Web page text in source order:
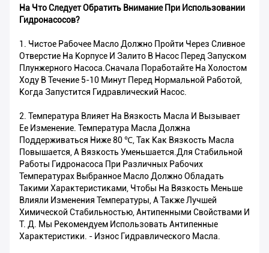
На Что Следует Обратить Внимание При Использовании
Гидронасосов?
1. Чистое Рабочее Масло Должно Пройти Через Сливное
Отверстие На Корпусе И Залито В Насос Перед Запуском
Плунжерного Насоса.Сначала Поработайте На Холостом
Ходу В Течение 5-10 Минут Перед Нормальной Работой,
Когда Запустится Гидравлический Насос.
2. Температура Влияет На Вязкость Масла И Вызывает
Ее Изменение. Температура Масла Должна
Поддерживаться Ниже 80 ℃, Так Как Вязкость Масла
Повышается, А Вязкость Уменьшается.Для Стабильной
Работы Гидронасоса При Различных Рабочих
Температурах Выбранное Масло Должно Обладать
Такими Характеристиками, Чтобы На Вязкость Меньше
Влияли Изменения Температуры, А Также Лучшей
Химической Стабильностью, Антипенными Свойствами И
Т. Д. Мы Рекомендуем Использовать Антипенные
Характеристики. - Износ Гидравлического Масла.